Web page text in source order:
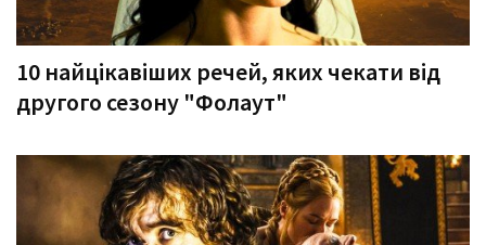
10 найцікавіших речей, яких чекати від
другого сезону "Фолаут"